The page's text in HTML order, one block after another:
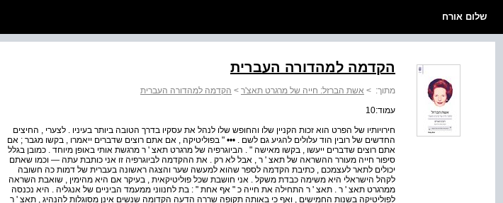
שלום אורח
הקדמה למהדורה העברית
מתוך: > אשת הברזל: חייה של מרגרט תאצ'ר > הקדמה למהדורה העברית
עמוד:10
חירויותיו של הפרט הוא זכות הקניין שלו והחופש שלו לנהל את עסקיו בדרך הטובה ביותר בעיניו . לצערי , החיצים
החדשים של רובין הוד עלולים להגיע גם לשם . ••• " בפוליטיקה , אם אתם רוצים שדברים ייאמרו , בקשו מגבר ; אם
אתם רוצים שדברים ייעשו , בקשו מאישה " . הביוגרפיה של מרגרט תאצ ' ר מרגשת אותי באופן מיוחד . כמובן בגלל
סיפור חייה מעורר ההשראה של תאצ ' ר , אבל לא רק . את ההקדמה לביוגרפיה זו אני כותבת עתה — וכמו שאתם
יכולים לתאר לעצמכם , כתיבת הקדמה לספר שהוא למעשה שער והצגה ראשונה בעברית של דמות כה חשובה
לקהל הישראלי היא משימה כבדת משקל . אני חושבת שכל פוליטיקאית , בעיקר אם היא מהימין , שואבת השראה
ממרגרט תאצ ' ר . תאצ ' ר התחילה את חייה כ " אף אחת " : בת לחנווני ממעמד הביניים של אנגליה . היא נכנסה
לפוליטיקה בשנות החמישים , ואף כי באותה תקופה שררה הדעה הקדומה שנשים אינן מסוגלות להנהיג , תאצ ' ר